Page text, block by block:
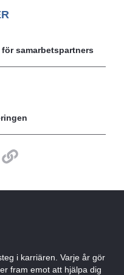
samarbetspartners
i karriären. Varje år gör
fram emot att hjälpa dig